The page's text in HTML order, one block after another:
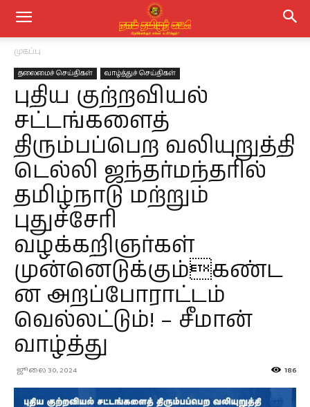
முகப்பு
தலைமைச் செய்திகள் வாழ்த்துச் செய்திகள்
புதிய குற்றவியல்
சட்டங்களைத்
திரும்பப்பெற வலியுறுத்தி
டெல்லி ஜந்தர்மந்தரில்
தமிழ்நாடு மற்றும்
புதுச்சேரி
வழக்கறிஞர்கள்
முன்னெடுக்கும்கண்ட
ன அறப்போராட்டம்
வெல்லட்டும்! – சீமான்
வாழ்த்து
ஜூலை 30, 2024 186